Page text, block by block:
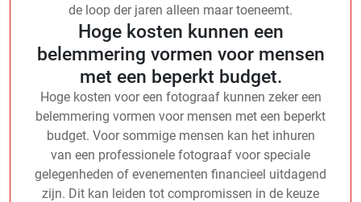
de loop der jaren alleen maar toeneemt.
Hoge kosten kunnen een
belemmering vormen voor mensen
met een beperkt budget.
Hoge kosten voor een fotograaf kunnen zeker een
belemmering vormen voor mensen met een beperkt
budget. Voor sommige mensen kan het inhuren
van een professionele fotograaf voor speciale
gelegenheden of evenementen financieel uitdagend
zijn. Dit kan leiden tot compromissen in de keuze